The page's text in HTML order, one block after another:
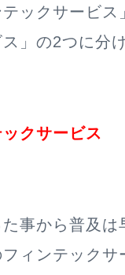
ックサービ
」の2つに分
クサービス
事から普及は
ィンテックサ